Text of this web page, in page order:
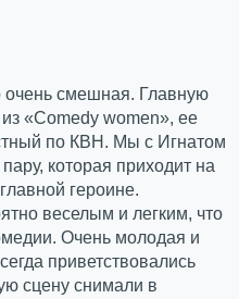
очень смешная. Главную
«Comedy women», ее
по КВН. Мы с Игнатом
которая приходит на
героине.
веселым и легким, что
Очень молодая и
приветствовались
сцену снимали в